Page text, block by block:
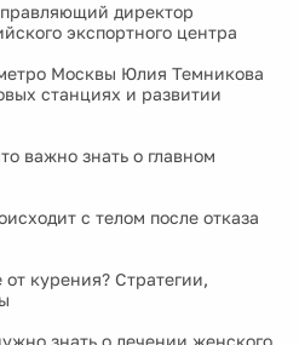
директор
экспортного центра
Москвы Юлия Темникова
станциях и развитии
важно знать о главном
с телом после отказа
курения? Стратегии,